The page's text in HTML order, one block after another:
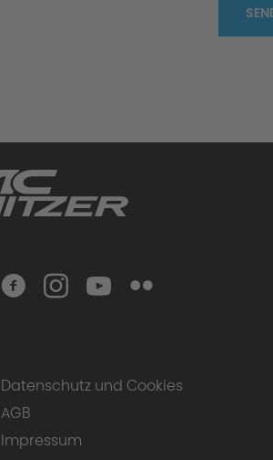
Datenschutz und Cookies
AGB
Impressum